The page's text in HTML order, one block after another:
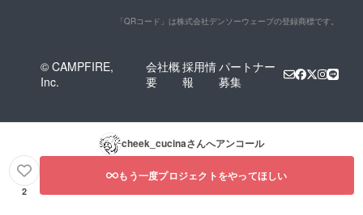
「QRコード」は株式会社デンソーウェーブの登録商標です。
© CAMPFIRE,
Inc.
会社概
要
採用情
報
パートナー
募集
cheek_cucinaさんへアンコール
2
もう一度プロジェクトをやってほしい